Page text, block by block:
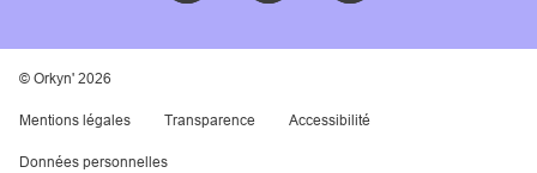
© Orkyn' 2026
Mentions légales Transparence Accessibilité
Données personnelles